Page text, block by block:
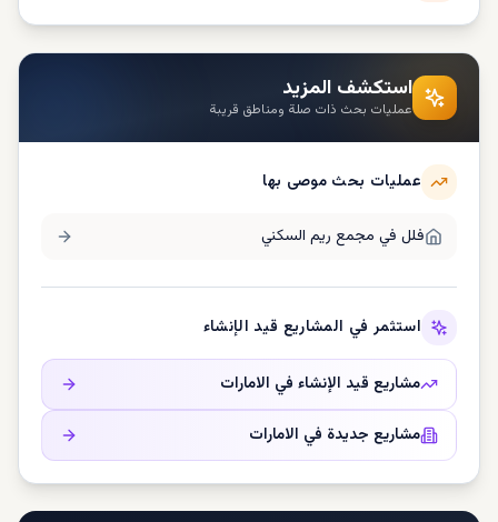
استكشف المزيد
عمليات بحث ذات صلة ومناطق قريبة
عمليات بحث موصى بها
فلل في مجمع ريم السكني
استثمر في المشاريع قيد الإنشاء
مشاريع قيد الإنشاء في الامارات
مشاريع جديدة في الامارات